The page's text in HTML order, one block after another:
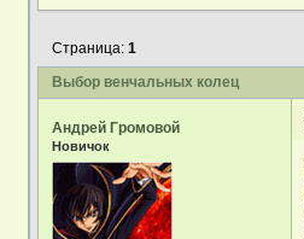
Выбор венчальных колец
Страница:1
Андрей Громовой
Новичок